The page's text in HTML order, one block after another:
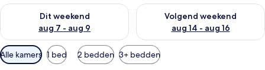
Dit weekend
aug 7 - aug 9
De beschikbaarheid controleren voor dit weekend aug 7 -
Volgend weekend
aug 14 - aug 16
De beschikbaarheid
Beschikbare
filters
Alle kamers 1 bed 2 bedden 3+ bedden